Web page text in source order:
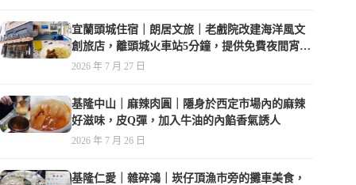
宜蘭頭城住宿｜朗居文旅｜老戲院改建海洋風文
創旅店，離頭城火車站5分鐘，提供免費夜間宵
夜，親子遊戲空間
2026 年 7 月 27 日
基隆中山｜麻辣肉圓｜隱身於西定市場內的麻辣
好滋味，皮Q彈，加入牛油的內餡香氣誘人
2026 年 7 月 26 日
基隆仁愛｜雜碎鴻｜崁仔頂漁市旁的攤車美食，